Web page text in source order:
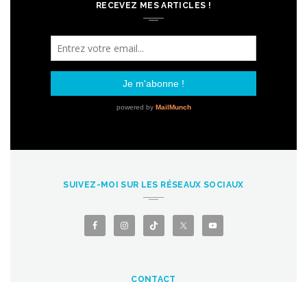
RECEVEZ MES ARTICLES !
SUIVEZ-MOI SUR LES RÉSEAUX SOCIAUX
CONTACT